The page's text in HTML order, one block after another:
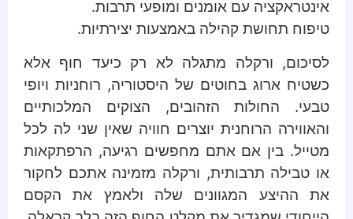
אינטראקציה עם אומנים ומופעי תרבות.
טיפוח תחושת קהילה באמצעות יצירתיות.
לסיכום, ורקלה מתגלה לא רק כיעד חוף אלא
כשטיח ארוג בחוטים של היסטוריה, רוחניות ויופי
טבעי. החולות הזהובים, הצוקים המלכותיים
והאווירה הרוחנית יוצרים חוויה שאין שני לה לכל
מטייל. בין אם אתם מחפשים רגיעה, הרפתקאות
או טבילה תרבותית, ורקלה מזמינה אתכם לחקור
את ההיצע המגוונים שלה ולאמץ את הקסם